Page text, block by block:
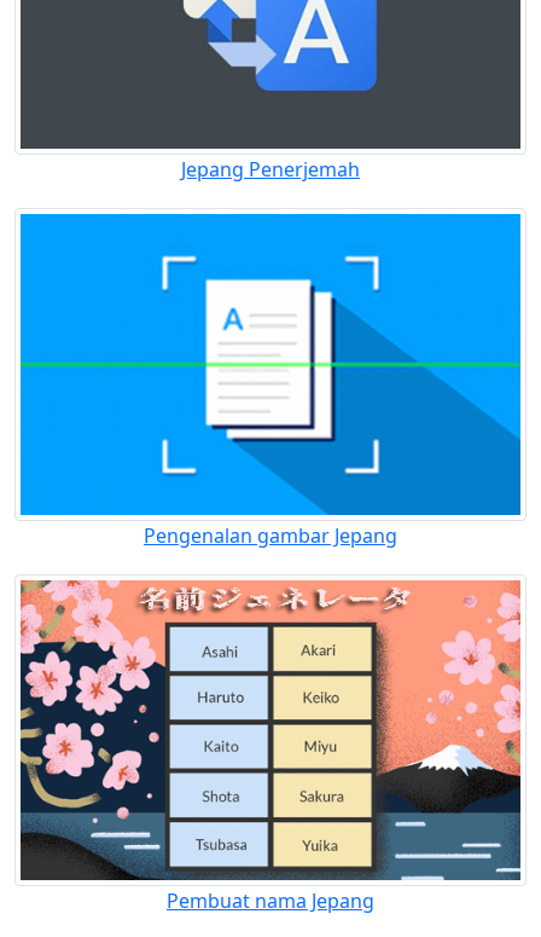
Jepang Penerjemah
Pengenalan gambar Jepang
Pembuat nama Jepang